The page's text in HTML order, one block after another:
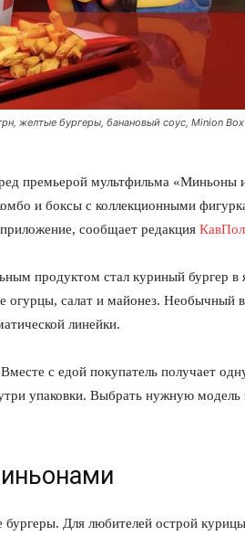
желтые бургеры, банановый соус, Minion
премьерой мультфильма «Миньоны
и боксы с коллекционными
сообщает редакция
продуктом стал куриный бургер в
огурцы, салат и майонез. Необычный
линейки.
с едой покупатель получает
упаковки. Выбрать нужную модель
бургеры. Для любителей острой курицы